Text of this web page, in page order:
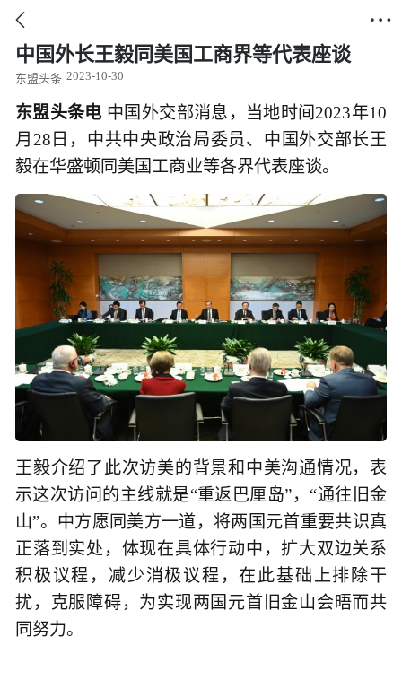
 
中国外长王毅同美国工商界等代表座谈
东盟头条 2023-10-30
东盟头条电 中国外交部消息，当地时间2023年10
月28日，中共中央政治局委员、中国外交部长王
毅在华盛顿同美国工商业等各界代表座谈。
王毅介绍了此次访美的背景和中美沟通情况，表
示这次访问的主线就是“重返巴厘岛”，“通往旧金
山”。中方愿同美方一道，将两国元首重要共识真
正落到实处，体现在具体行动中，扩大双边关系
积极议程，减少消极议程，在此基础上排除干
扰，克服障碍，为实现两国元首旧金山会晤而共
同努力。